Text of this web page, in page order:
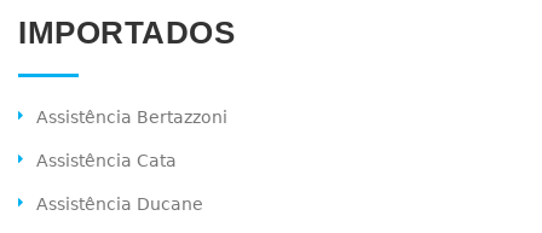
IMPORTADOS
Assistência Bertazzoni
Assistência Cata
Assistência Ducane